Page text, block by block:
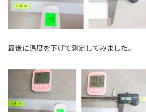
最後に温度を下げて測定してみました。